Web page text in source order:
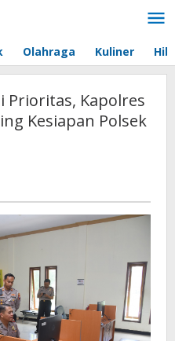
Olahraga Kuliner
Prioritas, Kapolres
Kesiapan Polsek